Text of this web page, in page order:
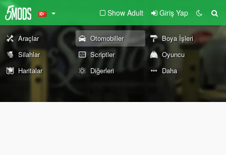
Show Adult Giriş Yap
Araçlar Otomobiller
Boya İşleri
Silahlar
Scriptler
Oyuncu
Haritalar
Diğerleri Daha